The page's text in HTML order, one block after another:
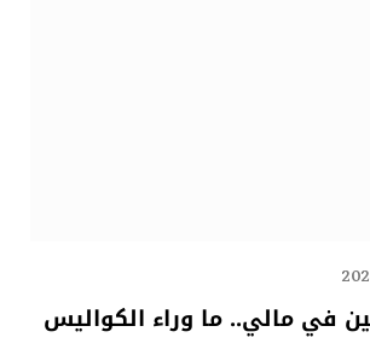
في مالي.. ما وراء الكواليس